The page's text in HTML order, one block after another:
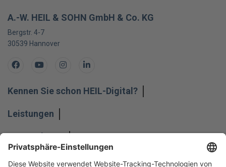
A.-W. HEIL & SOHN GmbH & Co. KG
Bergstr. 4-7
30539 Hannover
FacebookYoutubeInstagramLinkedIn
Kennen Sie schon HEIL-Digital?
Leistungen
Unternehmen